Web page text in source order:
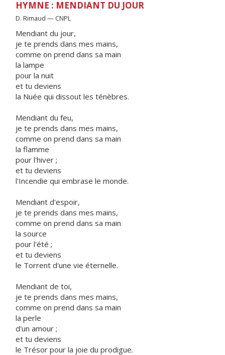
HYMNE : MENDIANT DU JOUR
D. Rimaud — CNPL
Mendiant du jour,
je te prends dans mes mains,
comme on prend dans sa main
la lampe
pour la nuit
et tu deviens
la Nuée qui dissout les ténèbres.
Mendiant du feu,
je te prends dans mes mains,
comme on prend dans sa main
la flamme
pour l'hiver ;
et tu deviens
l'Incendie qui embrase le monde.
Mendiant d'espoir,
je te prends dans mes mains,
comme on prend dans sa main
la source
pour l'été ;
et tu deviens
le Torrent d'une vie éternelle.
Mendiant de toi,
je te prends dans mes mains,
comme on prend dans sa main
la perle
d'un amour ;
et tu deviens
le Trésor pour la joie du prodigue.